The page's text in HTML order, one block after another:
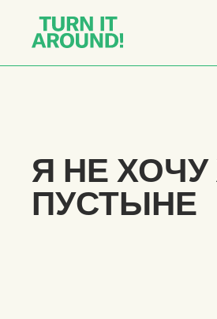
Я НЕ
ПУСТЫНЕ